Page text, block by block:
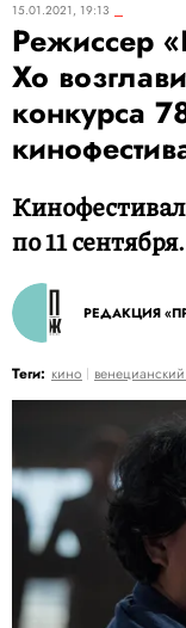
15.01.2021, 19:13
Режиссер
Хо
конкурса
по 11 сентября.
РЕДАКЦИЯ
Теги: кино